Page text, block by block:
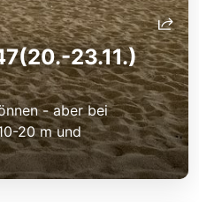
23.11.)
- aber bei
20 m und